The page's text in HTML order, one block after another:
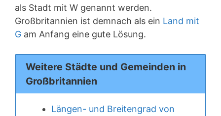
als Stadt mit W genannt werden.
Großbritannien ist demnach als ein Land mit
G am Anfang eine gute Lösung.
Weitere Städte und Gemeinden in
Großbritannien
Längen- und Breitengrad von